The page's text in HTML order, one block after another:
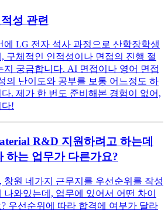
성 관련
에 LG 전자 석사 과정으로 산학장학생
구체적인 인적성이나 면접의 진행 절
지 궁금합니다. AI 면접이나 영어 면접
의 난이도와 공부를 보통 어느정도 하
. 제가 한 번도 준비해본 경험이 없어,
!
R&D 지원하려고 하는데
하는 업무가 다른가요?
창원 네가지 근무지를 우선순위를 작성
와있는데, 업무에 있어서 어떤 차이
우선순위에 따라 합격에 여부가 달라